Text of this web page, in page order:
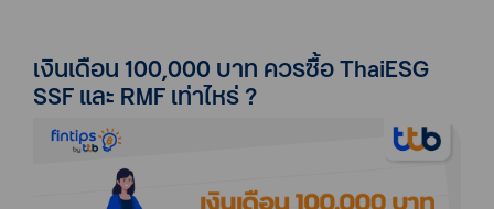
เงินเดือน 100,000 บาท ควรซื้อ ThaiESG
SSF และ RMF เท่าไหร่ ?